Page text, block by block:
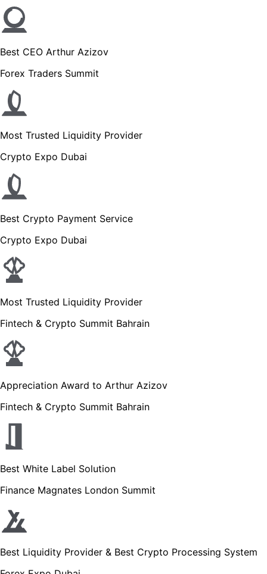
Best CEO Arthur Azizov
Forex Traders Summit
Most Trusted Liquidity Provider
Crypto Expo Dubai
Best Crypto Payment Service
Crypto Expo Dubai
Most Trusted Liquidity Provider
Fintech & Crypto Summit Bahrain
Appreciation Award to Arthur Azizov
Fintech & Crypto Summit Bahrain
Best White Label Solution
Finance Magnates London Summit
Best Liquidity Provider & Best Crypto Processing System